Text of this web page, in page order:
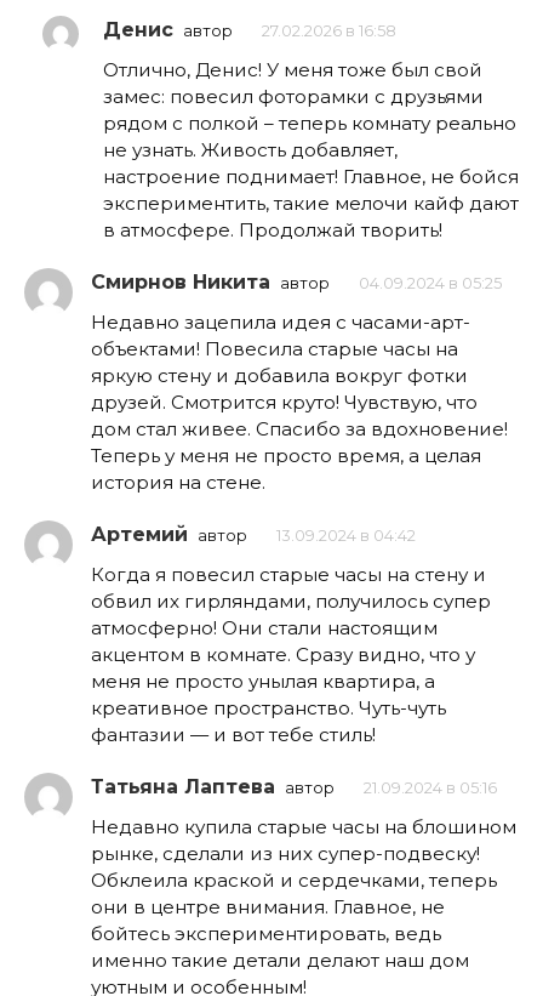
Денис автор 27.02.2026 в 16:58
Отлично, Денис! У меня тоже был свой
замес: повесил фоторамки с друзьями
рядом с полкой – теперь комнату реально
не узнать. Живость добавляет,
настроение поднимает! Главное, не бойся
экспериментить, такие мелочи кайф дают
в атмосфере. Продолжай творить!
Смирнов Никита автор 04.09.2024 в 05:25
Недавно зацепила идея с часами-арт-
объектами! Повесила старые часы на
яркую стену и добавила вокруг фотки
друзей. Смотрится круто! Чувствую, что
дом стал живее. Спасибо за вдохновение!
Теперь у меня не просто время, а целая
история на стене.
Артемий автор 13.09.2024 в 04:42
Когда я повесил старые часы на стену и
обвил их гирляндами, получилось супер
атмосферно! Они стали настоящим
акцентом в комнате. Сразу видно, что у
меня не просто унылая квартира, а
креативное пространство. Чуть-чуть
фантазии — и вот тебе стиль!
Татьяна Лаптева автор 21.09.2024 в 05:16
Недавно купила старые часы на блошином
рынке, сделали из них супер-подвеску!
Обклеила краской и сердечками, теперь
они в центре внимания. Главное, не
бойтесь экспериментировать, ведь
именно такие детали делают наш дом
уютным и особенным!